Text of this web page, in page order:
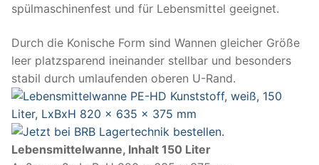
spülmaschinenfest und für Lebensmittel geeignet.
Durch die Konische Form sind Wannen gleicher Größe
leer platzsparend ineinander stellbar und besonders
stabil durch umlaufenden oberen U-Rand.
Lebensmittelwanne, Inhalt 150 Liter